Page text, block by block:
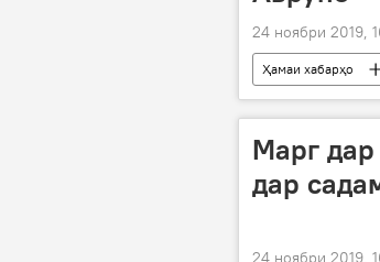
24 ноябри 2019,
Ҳамаи хабарҳо
Афғонистон
Марг дар
дар
24 ноябри 2019,